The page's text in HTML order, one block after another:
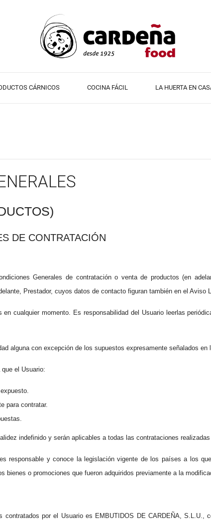
CÁRNICOS COCINA FÁCIL LA HUERTA EN
DE CONTRATACIÓN
Generales de contratación o venta de productos (en
Prestador, cuyos datos de contacto figuran también en el Aviso
en cualquier momento. Es responsabilidad del Usuario leerlas
alguna con excepción de los supuestos expresamente señalados
que el Usuario:
para contratar.
indefinido y serán aplicables a todas las contrataciones
responsable y conoce la legislación vigente de los países a los
bienes o promociones que fueron adquiridos previamente a la
contratados por el Usuario es EMBUTIDOS DE CARDEÑA, S.L.U.,